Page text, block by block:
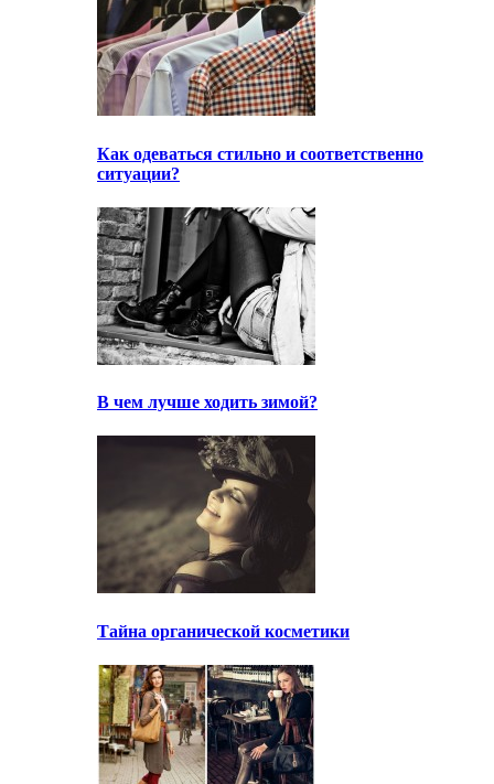
Как одеваться стильно и соответственно
ситуации?
В чем лучше ходить зимой?
Тайна органической косметики